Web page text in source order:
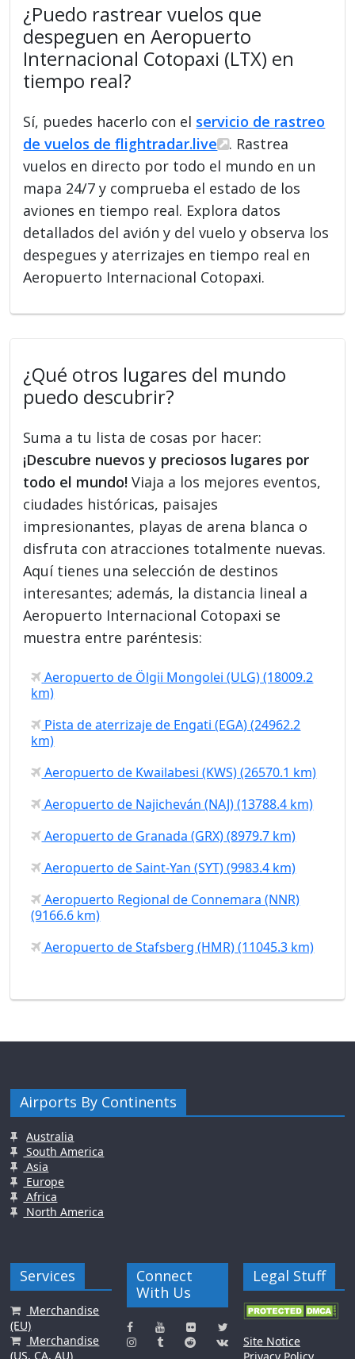
¿Puedo rastrear vuelos que
despeguen en Aeropuerto
Internacional Cotopaxi (LTX) en
tiempo real?
Sí, puedes hacerlo con el servicio de rastreo
de vuelos de flightradar.live
. Rastrea
vuelos en directo por todo el mundo en un
mapa 24/7 y comprueba el estado de los
aviones en tiempo real. Explora datos
detallados del avión y del vuelo y observa los
despegues y aterrizajes en tiempo real en
Aeropuerto Internacional Cotopaxi.
¿Qué otros lugares del mundo
puedo descubrir?
Suma a tu lista de cosas por hacer:
¡Descubre nuevos y preciosos lugares por
todo el mundo! Viaja a los mejores eventos,
ciudades históricas, paisajes
impresionantes, playas de arena blanca o
disfruta con atracciones totalmente nuevas.
Aquí tienes una selección de destinos
interesantes; además, la distancia lineal a
Aeropuerto Internacional Cotopaxi se
muestra entre paréntesis:
Aeropuerto de Ölgii Mongolei (ULG) (18009.2
km)
Pista de aterrizaje de Engati (EGA) (24962.2
km)
Aeropuerto de Kwailabesi (KWS) (26570.1 km)
Aeropuerto de Najicheván (NAJ) (13788.4 km)
Aeropuerto de Granada (GRX) (8979.7 km)
Aeropuerto de Saint-Yan (SYT) (9983.4 km)
Aeropuerto Regional de Connemara (NNR)
(9166.6 km)
Aeropuerto de Stafsberg (HMR) (11045.3 km)
Airports By Continents
Australia
South America
Asia
Europe
Africa
North America
Services
Merchandise
(EU)
Merchandise
(US, CA, AU)
Connect
With Us
Legal Stuff
Site Notice
Privacy Policy